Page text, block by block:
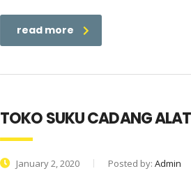
read more
TOKO SUKU CADANG
January 2, 2020 Posted by: Admin